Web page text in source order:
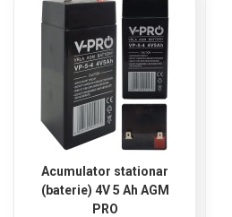
Acumulator stationar
(baterie) 4V 5 Ah AGM
PRO